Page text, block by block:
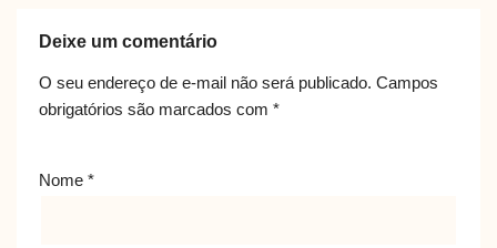
Deixe um comentário
O seu endereço de e-mail não será publicado. Campos
obrigatórios são marcados com *
Nome *